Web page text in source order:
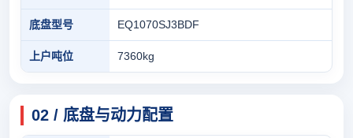
底盘型号 EQ1070SJ3BDF
上户吨位 7360kg
02 / 底盘与动力配置